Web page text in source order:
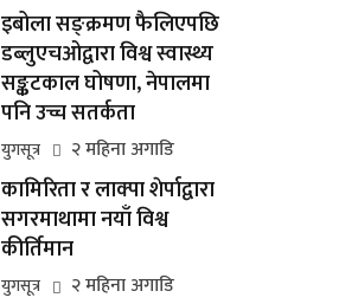
इबोला सङ्क्रमण फैलिएपछि
डब्लुएचओद्वारा विश्व स्वास्थ्य
सङ्कटकाल घोषणा, नेपालमा
पनि उच्च सतर्कता
युगसूत्र २ महिना अगाडि
कामिरिता र लाक्पा शेर्पाद्वारा
सगरमाथामा नयाँ विश्व
कीर्तिमान
युगसूत्र २ महिना अगाडि